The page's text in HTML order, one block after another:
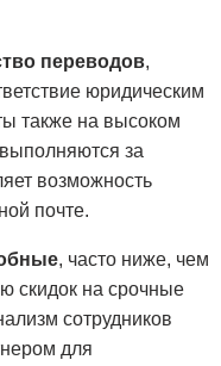
переводов,
юридическим
также на высоком
за
возможность
почте.
, часто ниже, чем
скидок на срочные
сотрудников
для